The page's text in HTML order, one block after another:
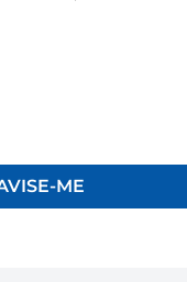
ME